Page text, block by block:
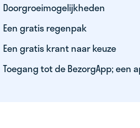
Doorgroeimogelijkheden
Een gratis regenpak
Een gratis krant naar keuze
Toegang tot de BezorgApp; een